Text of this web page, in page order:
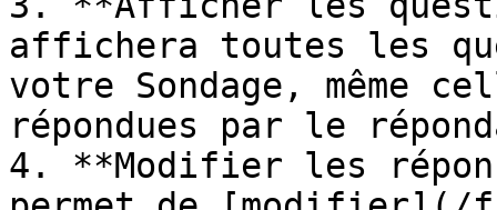
affichera toutes les
votre Sondage, même
répondues par le
4. **Modifier les